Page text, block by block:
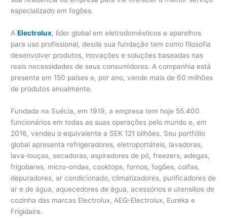
especializado em fogões.
AElectrolux, líder global em eletrodomésticos e aparelhos
para uso profissional, desde sua fundação tem como filosofia
desenvolver produtos, inovações e soluções baseadas nas
reais necessidades de seus consumidores. A companhia está
presente em 150 países e, por ano, vende mais de 60 milhões
de produtos anualmente.
Fundada na Suécia, em 1919, a empresa tem hoje 55.400
funcionários em todas as suas operações pelo mundo e, em
2016, vendeu o equivalente a SEK 121 bilhões. Seu portfólio
global apresenta refrigeradores, eletroportáteis, lavadoras,
lava-louças, secadoras, aspiradores de pó, freezers, adegas,
frigobares, micro-ondas, cooktops, fornos, fogões, coifas,
depuradores, ar condicionado, climatizadores, purificadores de
ar e de água, aquecedores de água, acessórios e utensílios de
cozinha das marcas Electrolux, AEG-Electrolux, Eureka e
Frigidaire.